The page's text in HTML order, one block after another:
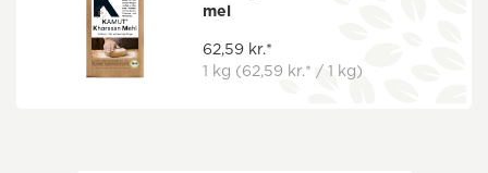
mel
62,59 kr.*
1 kg (62,59 kr.* / 1 kg)